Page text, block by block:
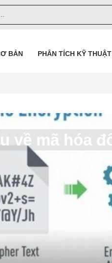
BẢN PHÂN TÍCH KỸ THUẬT
về mã hóa